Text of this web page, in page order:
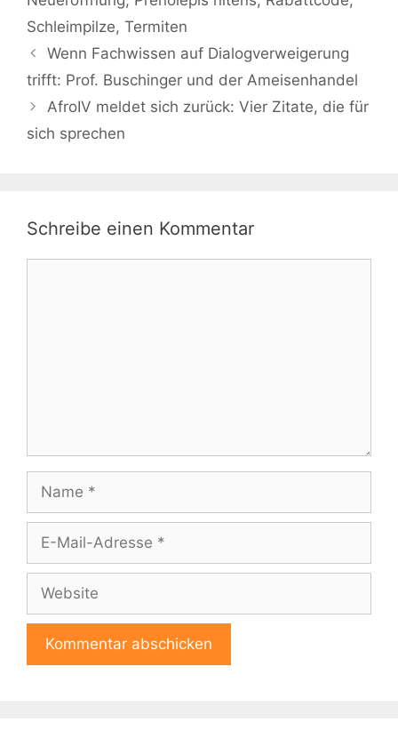
Schleimpilze, Termiten
Wenn Fachwissen auf Dialogverweigerung
trifft: Prof. Buschinger und der Ameisenhandel
AfroIV meldet sich zurück: Vier Zitate, die für
sich sprechen
Schreibe einen Kommentar
Name
Adresse
Website